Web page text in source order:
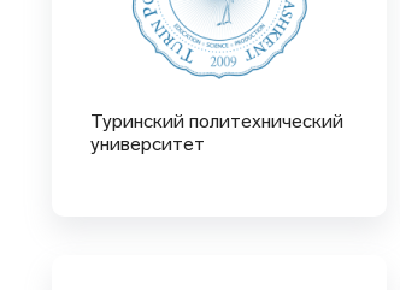
Туринский политехнический
университет